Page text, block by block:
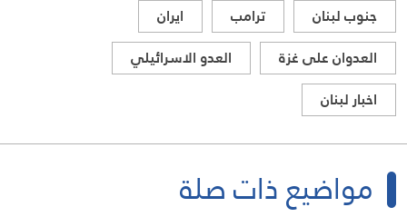
جنوب لبنان
ترامب
ايران
العدوان على غزة
العدو الاسرائيلي
اخبار لبنان
مواضيع ذات صلة